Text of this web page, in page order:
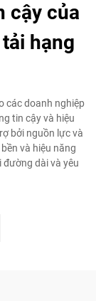
cậy của
hạng
các doanh nghiệp
tin cậy và hiệu
bởi nguồn lực và
và hiệu năng
dài và yêu